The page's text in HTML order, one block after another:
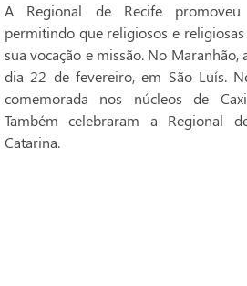
A Regional de Recife
permitindo que religiosos e
sua vocação e missão. No Maranhão,
dia 22 de fevereiro, em São Luís.
comemorada nos núcleos de
Também celebraram a Regional
Catarina.